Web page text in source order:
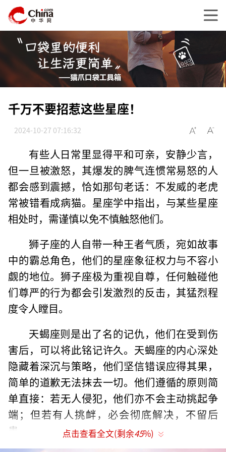
千万不要招惹这些星座！
2024-10-27 07:16:32
有些人日常里显得平和可亲，安静少言，
但一旦被激怒，其爆发的脾气连惯常易怒的人
都会感到震撼，恰如那句老话：不发威的老虎
常被错看成病猫。星座学中指出，与某些星座
相处时，需谨慎以免不慎触怒他们。
狮子座的人自带一种王者气质，宛如故事
中的霸总角色，他们的星座象征权力与不容小
觑的地位。狮子座极为重视自尊，任何触碰他
们尊严的行为都会引发激烈的反击，其猛烈程
度令人瞠目。
天蝎座则是出了名的记仇，他们在受到伤
害后，可以将此铭记许久。天蝎座的内心深处
隐藏着深沉与策略，他们坚信错误应得其果，
简单的道歉无法抹去一切。他们遵循的原则简
单直接：若无人侵犯，他们亦不会主动挑起争
端；但若有人挑衅，必会彻底解决，不留后
患。
点击查看全文(剩余45%)